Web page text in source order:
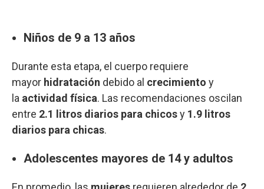
Niños de 9 a 13 años
Durante esta etapa, el cuerpo requiere
mayor hidratación debido al crecimiento y
la actividad física. Las recomendaciones oscilan
entre 2.1 litros diarios para chicosy 1.9 litros
diarios para chicas.
Adolescentes mayores de 14 y adultos